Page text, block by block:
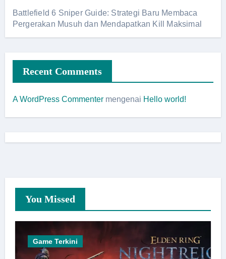
Battlefield 6 Sniper Guide: Strategi Baru Membaca
Pergerakan Musuh dan Mendapatkan Kill Maksimal
Recent Comments
A WordPress Commentermengenai Hello world!
You Missed
Game Terkini